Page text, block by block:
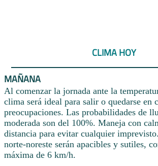
CLIMA HOY
MAÑANA
Al comenzar la jornada ante la
clima será ideal para salir o quedarse en
preocupaciones. Las probabilidades de
moderada son del 100%. Maneja con
distancia para evitar cualquier
norte-noreste serán apacibles y sutiles,
máxima de 6 km/h.